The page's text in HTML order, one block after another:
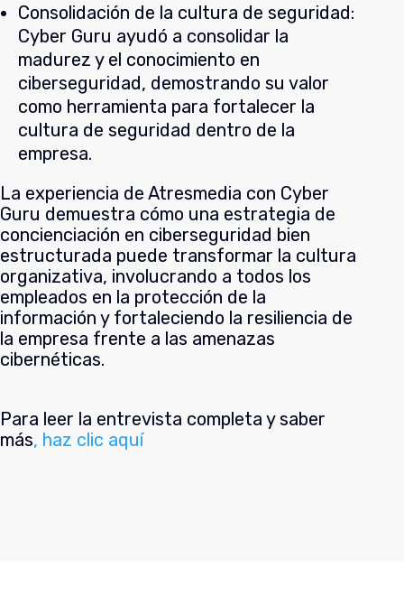
Consolidación de la cultura de seguridad:
Cyber Guru ayudó a consolidar la
madurez y el conocimiento en
ciberseguridad, demostrando su valor
como herramienta para fortalecer la
cultura de seguridad dentro de la
empresa.
La experiencia de Atresmedia con Cyber
Guru demuestra cómo una estrategia de
concienciación en ciberseguridad bien
estructurada puede transformar la cultura
organizativa, involucrando a todos los
empleados en la protección de la
información y fortaleciendo la resiliencia de
la empresa frente a las amenazas
cibernéticas.
Para leer la entrevista completa y saber
más, haz clic aquí